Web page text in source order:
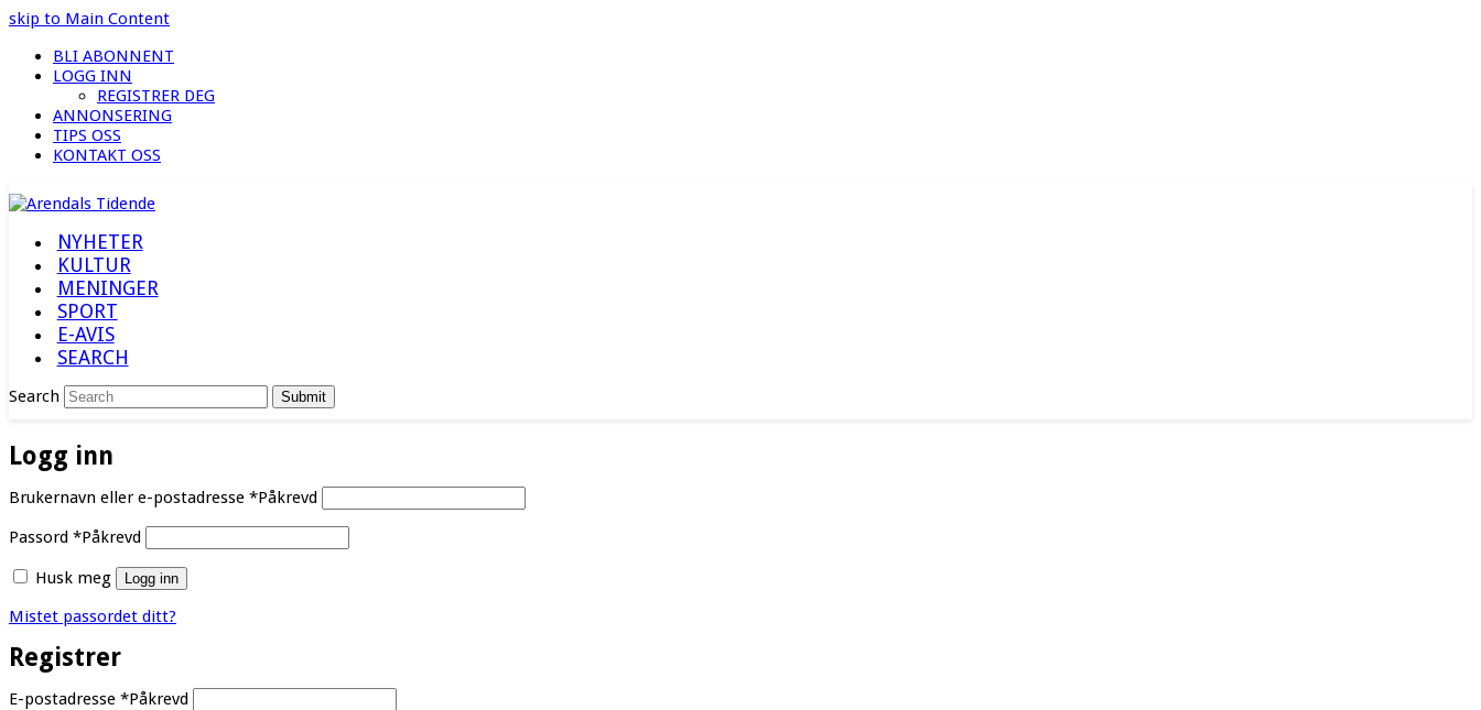
skip to Main Content
BLI ABONNENT
LOGG INN
REGISTRER DEG
ANNONSERING
TIPS OSS
KONTAKT OSS
NYHETER
KULTUR
MENINGER
SPORT
E-AVIS
SEARCH
Search Submit
Logg inn
Brukernavn eller e-postadresse *Påkrevd
Passord *Påkrevd
Husk meg Logg inn
Mistet passordet ditt?
Registrer
E-postadresse *Påkrevd